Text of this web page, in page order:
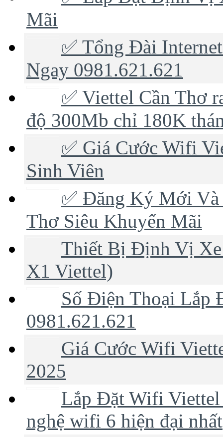
Mãi
✅ Tổng Đài
Ngay 0981.621.621
✅ ‎Viettel Cần Thơ
độ 300Mb chỉ 180K
✅ ‎Giá Cước Wifi
Sinh Viên
✅‎ Đăng Ký Mới Và
Thơ Siêu Khuyến Mãi
Thiết Bị Định Vị
X1 Viettel)
Số Điện Thoại Lắp
0981.621.621
Giá Cước Wifi
2025
Lắp Đặt Wifi Viettel
nghệ wifi 6 hiện đại nhất